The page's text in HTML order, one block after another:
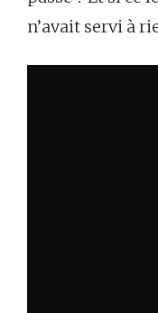
n’avait servi à